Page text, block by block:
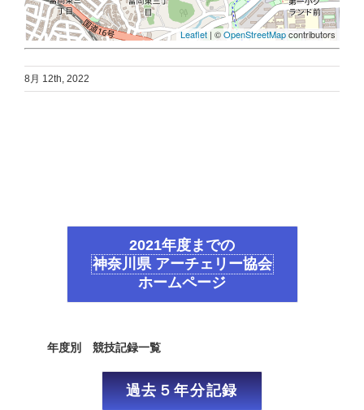
Leaflet | ©OpenStreetMapcontributors
8月 12th, 2022
2021年度までの
神奈川県 アーチェリー協会
ホームページ
年度別 競技記録一覧
過去５年分記録